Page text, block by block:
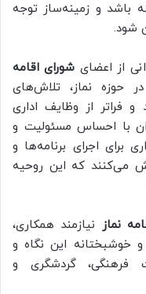
باشد و زمینه‌ساز توجه
شود.
از اعضای شورای اقامه
حوزه نماز، تلاش‌های
فراتر از وظایف اداری
با احساس مسئولیت و
برای اجرای برنامه‌ها و
می‌کنند که این روحیه
نماز
نیازمند همکاری،
این نگاه و
فرهنگی، گردشگری و